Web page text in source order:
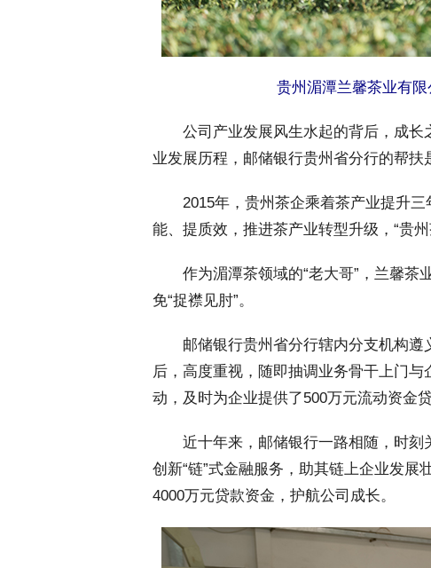
贵州湄潭兰馨茶业有
公司产业发展风生水起的背后，成长
业发展历程，邮储银行贵州省分行的帮扶
2015年，贵州茶企乘着茶产业提升三
能、提质效，推进茶产业转型升级，“贵州
作为湄潭茶领域的“老大哥”，兰馨茶
免“捉襟见肘”。
邮储银行贵州省分行辖内分支机构遵
后，高度重视，随即抽调业务骨干上门
动，及时为企业提供了500万元流动资金贷
近十年来，邮储银行一路相随，时刻
创新“链”式金融服务，助其链上企业发
4000万元贷款资金，护航公司成长。